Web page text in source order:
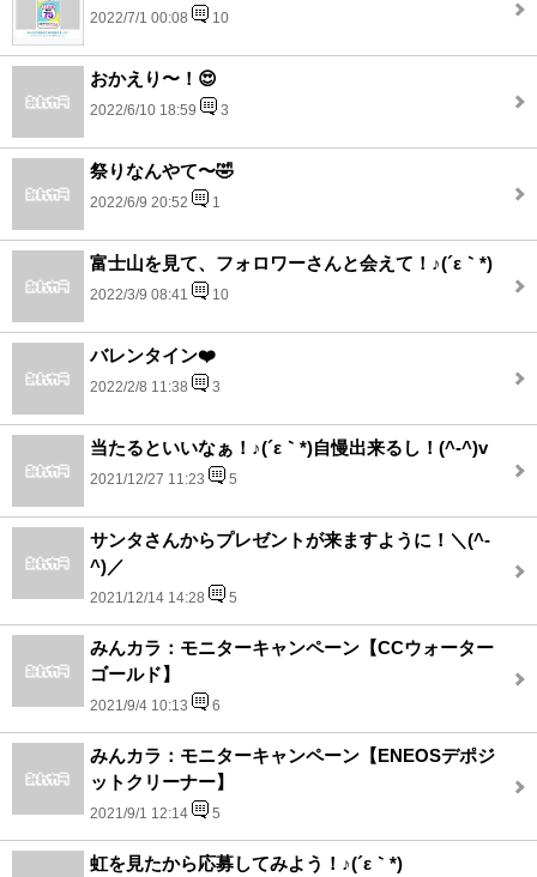
2022/7/1 00:08 10
おかえり〜！😍
2022/6/10 18:59 3
祭りなんやて〜🤣
2022/6/9 20:52 1
富士山を見て、フォロワーさんと会えて！♪(´ε｀*)
2022/3/9 08:41 10
バレンタイン❤️
2022/2/8 11:38 3
当たるといいなぁ！♪(´ε｀*)自慢出来るし！(^-^)v
2021/12/27 11:23 5
サンタさんからプレゼントが来ますように！＼(^-
^)／
2021/12/14 14:28 5
みんカラ：モニターキャンペーン【CCウォーター
ゴールド】
2021/9/4 10:13 6
みんカラ：モニターキャンペーン【ENEOSデポジ
ットクリーナー】
2021/9/1 12:14 5
虹を見たから応募してみよう！♪(´ε｀*)